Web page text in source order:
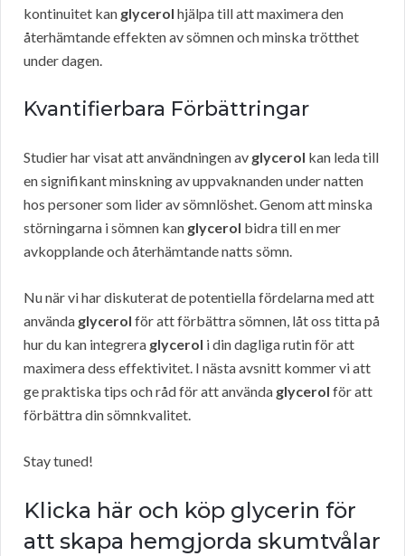
kontinuitet kan glycerol hjälpa till att maximera den
återhämtande effekten av sömnen och minska trötthet
under dagen.
Kvantifierbara Förbättringar
Studier har visat att användningen av glycerol kan leda till
en signifikant minskning av uppvaknanden under natten
hos personer som lider av sömnlöshet. Genom att minska
störningarna i sömnen kan glycerol bidra till en mer
avkopplande och återhämtande natts sömn.
Nu när vi har diskuterat de potentiella fördelarna med att
använda glycerol för att förbättra sömnen, låt oss titta på
hur du kan integrera glycerol i din dagliga rutin för att
maximera dess effektivitet. I nästa avsnitt kommer vi att
ge praktiska tips och råd för att använda glycerol för att
förbättra din sömnkvalitet.
Stay tuned!
Klicka här och köp glycerin för
att skapa hemgjorda skumtvålar